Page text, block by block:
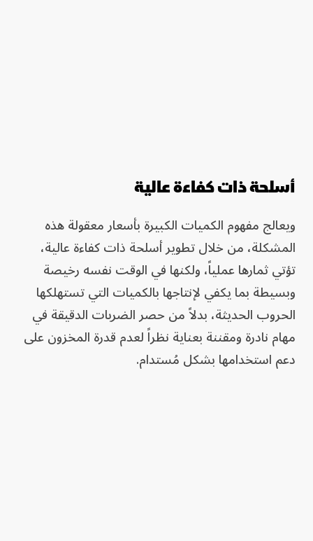
أسلحة ذات كفاءة عالية
ويعالج مفهوم الكميات الكبيرة بأسعار معقولة هذه
المشكلة، من خلال تطوير أسلحة ذات كفاءة عالية،
تؤتي ثمارها عملياً، ولكنها في الوقت نفسه رخيصة
وبسيطة بما يكفي لإنتاجها بالكميات التي تستهلكها
الحروب الحديثة، بدلاً من حصر الضربات الدقيقة في
مهام نادرة ومقننة بعناية نظراً لعدم قدرة المخزون على
دعم استخدامها بشكل مُستدام.